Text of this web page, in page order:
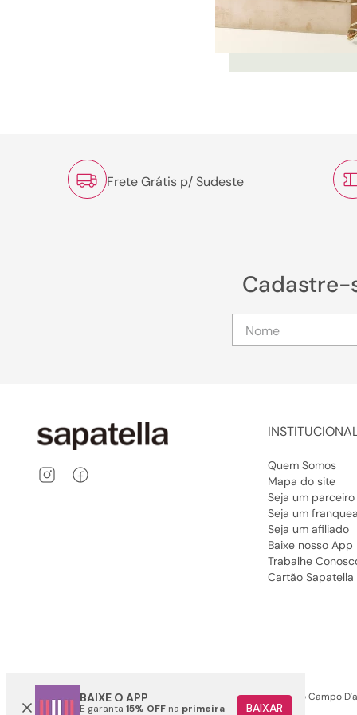
BAIXE O APP
E garanta 15% OFF na primeira
BAIXAR
Frete Grátis p/ Sudeste
Cadastre-
Quem Somos
Mapa do site
Seja um parceiro
Seja um
Seja um afiliado
Baixe nosso App
Trabalhe
Cartão Sapatella
Somos Sonho LTDA - Estrada do Campo